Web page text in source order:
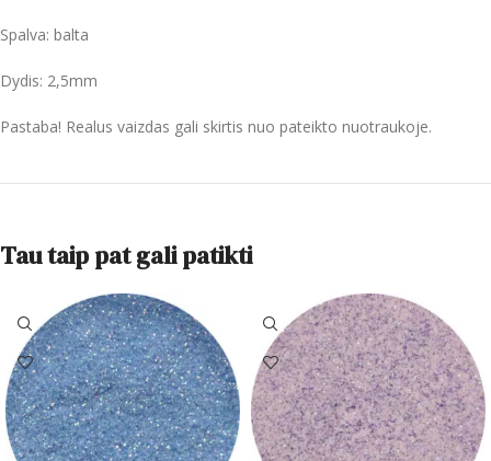
Spalva: balta
Dydis: 2,5mm
Pastaba! Realus vaizdas gali skirtis nuo pateikto nuotraukoje.
Tau taip pat gali patikti